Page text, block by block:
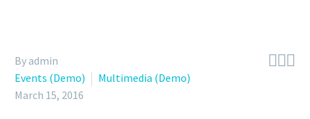

By admin
Events (Demo)
Multimedia (Demo)
March 15, 2016